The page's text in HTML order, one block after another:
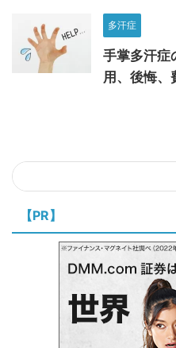
多汗症
手掌多汗症
用、後悔、
【PR】